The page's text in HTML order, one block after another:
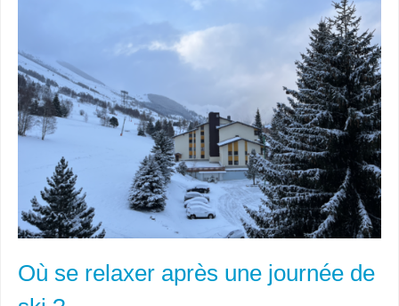
Où se relaxer après une journée de